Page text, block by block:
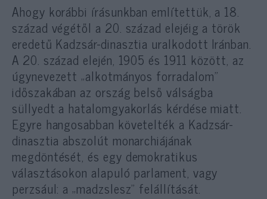
Ahogy korábbi írásunkban említettük, a 18.
század végétől a 20. század elejéig a török
eredetű Kadzsár-dinasztia uralkodott Iránban.
A 20. század elején, 1905 és 1911 között, az
úgynevezett „alkotmányos forradalom”
időszakában az ország belső válságba
süllyedt a hatalomgyakorlás kérdése miatt.
Egyre hangosabban követelték a Kadzsár-
dinasztia abszolút monarchiájának
megdöntését, és egy demokratikus
választásokon alapuló parlament, vagy
perzsául: a „madzslesz” felállítását.